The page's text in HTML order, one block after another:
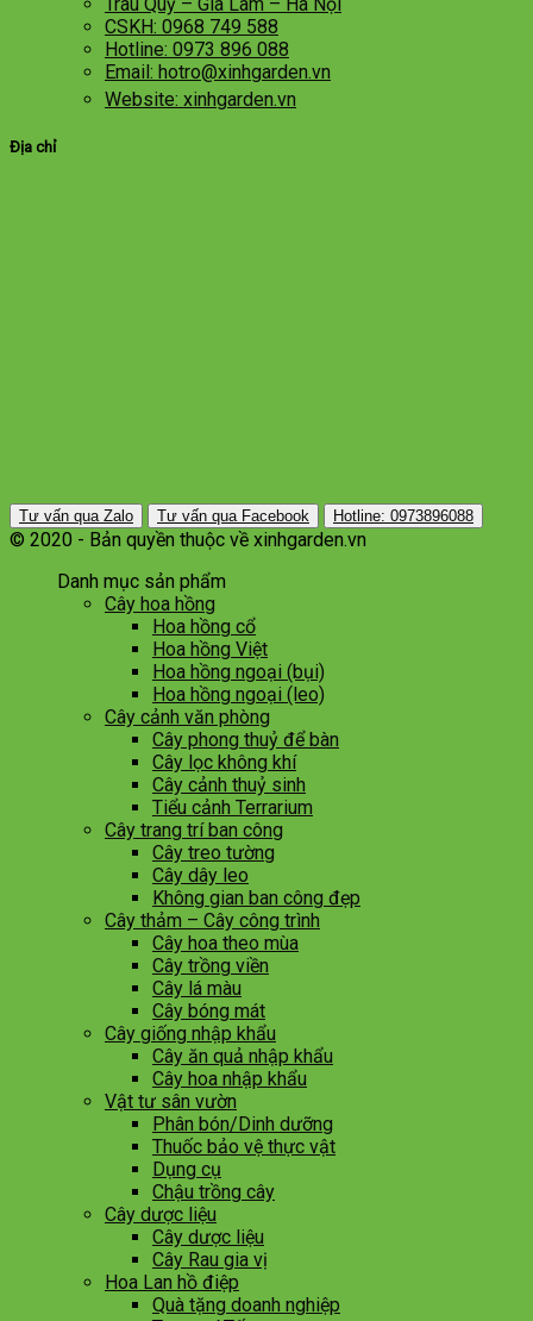
CSKH: 0968 749 588
Hotline: 0973 896 088
Email: hotro@xinhgarden.vn
Website: xinhgarden.vn
Địa chỉ
Tư vấn qua Zalo Tư vấn qua Facebook Hotline: 0973896088
© 2020 - Bản quyền thuộc về xinhgarden.vn
Danh mục sản phẩm
Cây hoa hồng
Hoa hồng cổ
Hoa hồng Việt
Hoa hồng ngoại (bụi)
Hoa hồng ngoại (leo)
Cây cảnh văn phòng
Cây phong thuỷ để bàn
Cây lọc không khí
Cây cảnh thuỷ sinh
Tiểu cảnh Terrarium
Cây trang trí ban công
Cây treo tường
Cây dây leo
Không gian ban công đẹp
Cây thảm – Cây công trình
Cây hoa theo mùa
Cây trồng viền
Cây lá màu
Cây bóng mát
Cây giống nhập khẩu
Cây ăn quả nhập khẩu
Cây hoa nhập khẩu
Vật tư sân vườn
Phân bón/Dinh dưỡng
Thuốc bảo vệ thực vật
Dụng cụ
Chậu trồng cây
Cây dược liệu
Cây dược liệu
Cây Rau gia vị
Hoa Lan hồ điệp
Quà tặng doanh nghiệp